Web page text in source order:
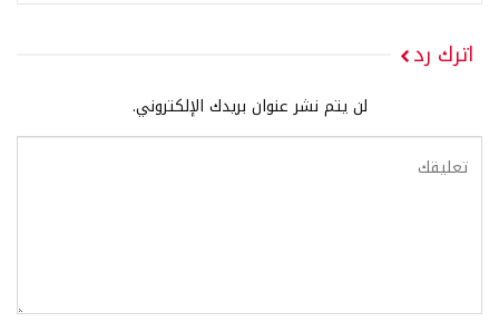
اترك رد
لن يتم نشر عنوان بريدك الإلكتروني.